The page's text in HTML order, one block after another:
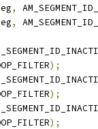
,
,
);
);
);